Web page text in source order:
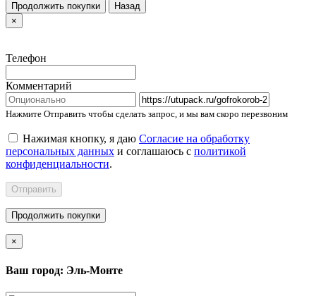
Продолжить покупки
Назад
×
Телефон
Комментарий
Нажмите Отправить чтобы сделать запрос, и мы вам скоро перезвоним
Нажимая кнопку, я даю Согласие на обработку
персональных данных и соглашаюсь с политикой
конфиденциальности.
Отправить
Продолжить покупки
×
Ваш город: Эль-Монте